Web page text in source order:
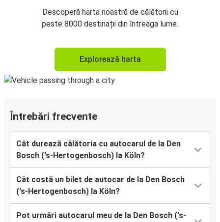
Descoperă harta noastră de călătorii cu
peste 8000 destinații din întreaga lume.
Explorează harta
Întrebări frecvente
Cât durează călătoria cu autocarul de la Den
Bosch ('s-Hertogenbosch) la Köln?
Cât costă un bilet de autocar de la Den Bosch
('s-Hertogenbosch) la Köln?
Pot urmări autocarul meu de la Den Bosch ('s-